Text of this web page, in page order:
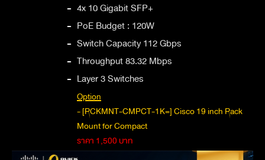
- 4x 10 Gigabit SFP+
- PoE Budget : 120W
- Switch Capacity 112 Gbps
- Throughput 83.32 Mbps
- Layer 3 Switches
Option
- [RCKMNT-CMPCT-1K=] Cisco 19 inch Rack
Mount for Compact
ราคา 1,500 บาท